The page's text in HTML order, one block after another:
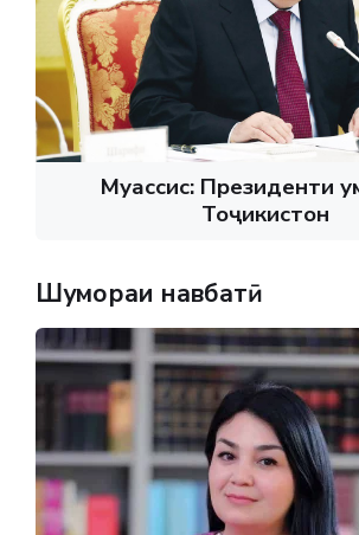
Муассис: Президенти
Тоҷикистон
Шумораи навбатӣ